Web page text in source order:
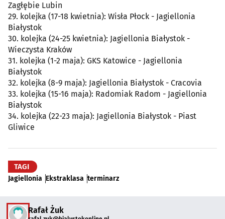
Zagłębie Lubin
29. kolejka (17-18 kwietnia): Wisła Płock - Jagiellonia
Białystok
30. kolejka (24-25 kwietnia): Jagiellonia Białystok -
Wieczysta Kraków
31. kolejka (1-2 maja): GKS Katowice - Jagiellonia
Białystok
32. kolejka (8-9 maja): Jagiellonia Białystok - Cracovia
33. kolejka (15-16 maja): Radomiak Radom - Jagiellonia
Białystok
34. kolejka (22-23 maja): Jagiellonia Białystok - Piast
Gliwice
TAGI
Jagiellonia Ekstraklasa terminarz
Rafał Żuk